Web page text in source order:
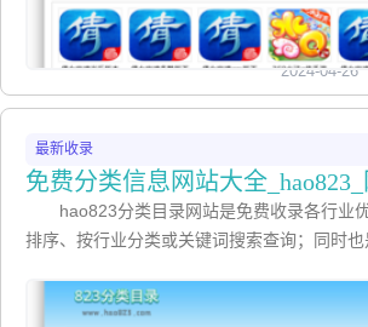
2024-04-26
最新收录
免费分类信息网站大全
hao823分类目录网站是免费收录各行业
排序、按行业分类或关键词搜索查询；同时